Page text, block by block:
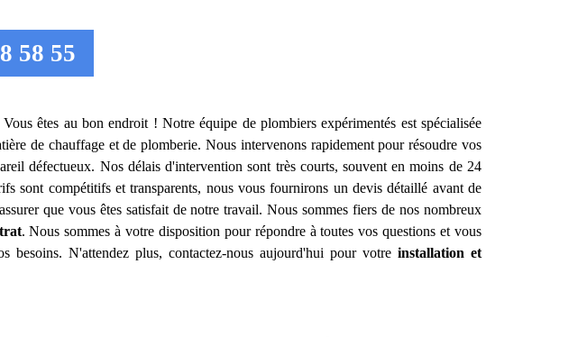
58 55
Vous êtes au bon endroit ! Notre équipe de plombiers expérimentés est spécialisée
de chauffage et de plomberie. Nous intervenons rapidement pour résoudre vos
défectueux. Nos délais d'intervention sont très courts, souvent en moins de 24
sont compétitifs et transparents, nous vous fournirons un devis détaillé avant de
que vous êtes satisfait de notre travail. Nous sommes fiers de nos nombreux
. Nous sommes à votre disposition pour répondre à toutes vos questions et vous
N'attendez plus, contactez-nous aujourd'hui pour votre installation et